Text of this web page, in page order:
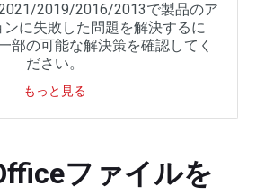
2019/2016/2013で製品のア
ンに失敗した問題を解決するに
部の可能な解決策を確認してく
ださい。
もっと見る
ファイルを